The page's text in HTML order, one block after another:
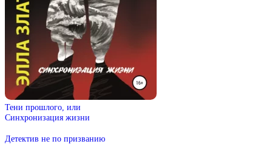
Тени прошлого, или
Синхронизация жизни
Детектив не по призванию